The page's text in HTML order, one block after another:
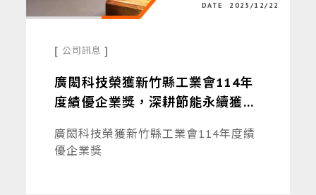
DATE 2025/12/22
[ 公司訊息 ]
廣閎科技榮獲新竹縣工業會114年
度績優企業獎，深耕節能永續獲肯
廣閎科技榮獲新竹縣工業會114年度績
優企業獎